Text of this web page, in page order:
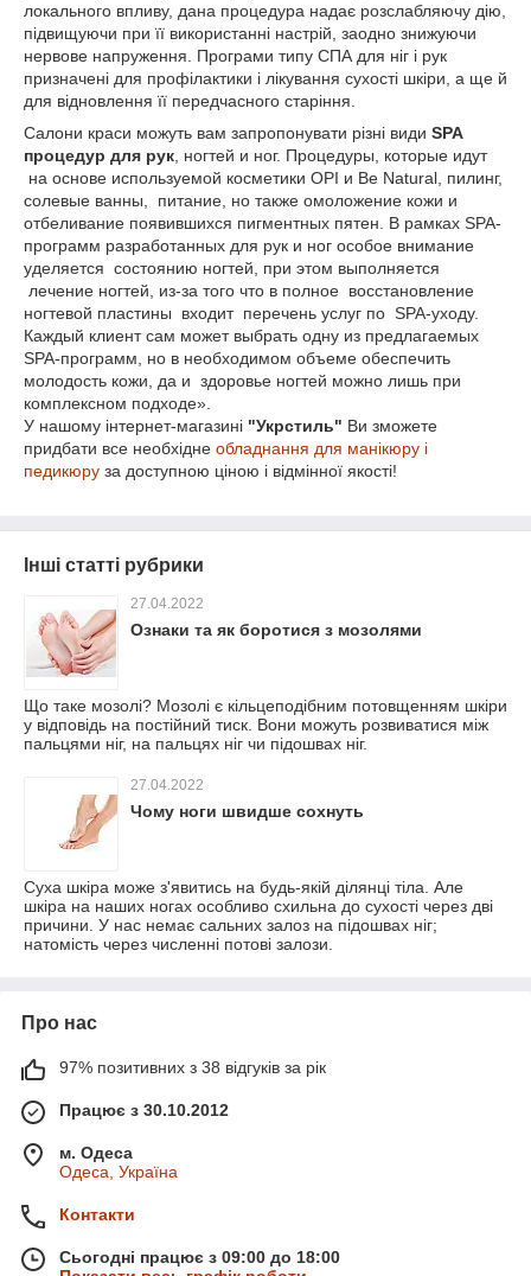
локального впливу, дана процедура надає розслабляючу дію,
підвищуючи при її використанні настрій, заодно знижуючи
нервове напруження. Програми типу СПА для ніг і рук
призначені для профілактики і лікування сухості шкіри, а ще й
для відновлення її передчасного старіння.
Салони краси можуть вам запропонувати різні види SPA
процедур для рук , ногтей и ног. Процедуры, которые идут
на основе используемой косметики OPI и Be Natural, пилинг,
солевые ванны, питание, но также омоложение кожи и
отбеливание появившихся пигментных пятен. В рамках SPA-
программ разработанных для рук и ног особое внимание
уделяется состоянию ногтей, при этом выполняется
лечение ногтей, из-за того что в полное восстановление
ногтевой пластины входит перечень услуг по SPA-уходу.
Каждый клиент сам может выбрать одну из предлагаемых
SPA-программ, но в необходимом объеме обеспечить
молодость кожи, да и здоровье ногтей можно лишь при
комплексном подходе».
У нашому інтернет-магазині "Укрстиль" Ви зможете
придбати все необхідне обладнання для манікюру і
педикюру за доступною ціною і відмінної якості!
Інші статті рубрики
27.04.2022
Ознаки та як боротися з мозолями
Що таке мозолі? Мозолі є кільцеподібним потовщенням шкіри
у відповідь на постійний тиск. Вони можуть розвиватися між
пальцями ніг, на пальцях ніг чи підошвах ніг.
27.04.2022
Чому ноги швидше сохнуть
Суха шкіра може з'явитись на будь-якій ділянці тіла. Але
шкіра на наших ногах особливо схильна до сухості через дві
причини. У нас немає сальних залоз на підошвах ніг;
натомість через численні потові залози.
Про нас
97% позитивних з 38 відгуків за рік
Працює з 30.10.2012
м. Одеса
Одеса, Україна
Контакти
Сьогодні працює з 09:00 до 18:00